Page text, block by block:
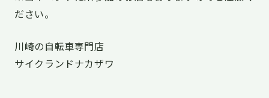
ださい。
川崎の自転車専門店
サイクランドナカザワ